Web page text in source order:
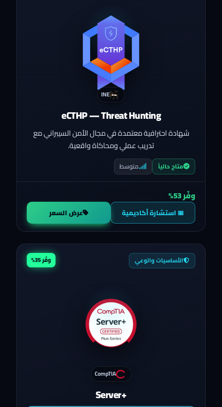
INE
eCTHP — Threat Hunting
شهادة احترافية معتمدة في مجال الأمن السيبراني مع
تدريب عملي ومحاكاة واقعية.
متاح حالياً متوسط
وفّر 53%
📅 استشارة أكاديمية عرض السعر
الأساسيات والوعي وفّر 35%
CompTIA
Server+